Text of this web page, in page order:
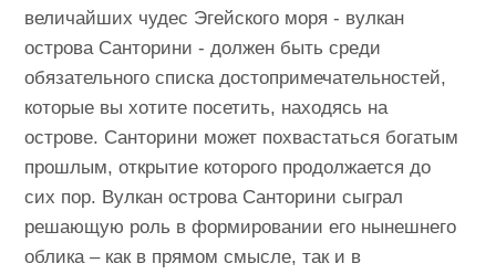
величайших чудес Эгейского моря - вулкан
острова Санторини - должен быть среди
обязательного списка достопримечательностей,
которые вы хотите посетить, находясь на
острове. Санторини может похвастаться богатым
прошлым, открытие которого продолжается до
сих пор. Вулкан острова Санторини сыграл
решающую роль в формировании его нынешнего
облика – как в прямом смысле, так и в